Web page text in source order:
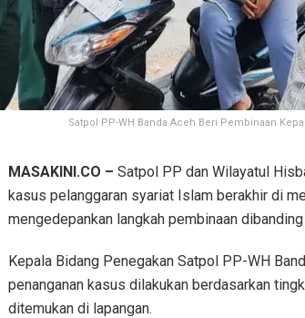
Satpol PP-WH Banda Aceh Beri Pembinaan
MASAKINI.CO – Satpol PP dan Wilayatul
kasus pelanggaran syariat Islam berakhir di
mengedepankan langkah pembinaan
Kepala Bidang Penegakan Satpol PP-WH
penanganan kasus dilakukan berdasarkan
ditemukan di lapangan.